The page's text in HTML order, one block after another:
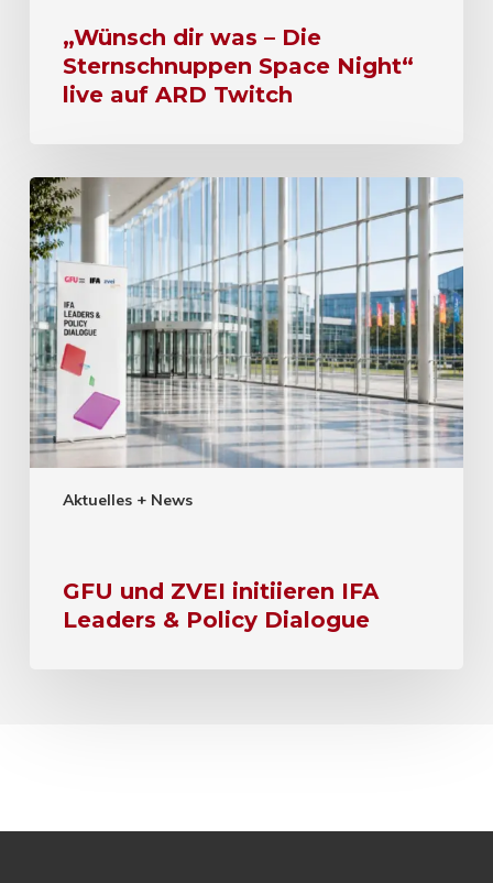
„Wünsch dir was – Die
Sternschnuppen Space Night“
live auf ARD Twitch
Aktuelles + News
GFU und ZVEI initiieren IFA
Leaders & Policy Dialogue